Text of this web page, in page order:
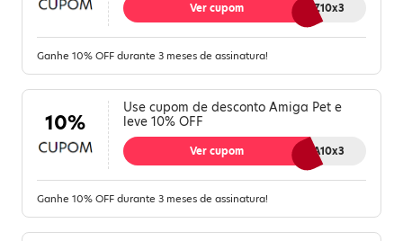
MELIUZ10x3
Ver cupom
Ganhe 10% OFF durante 3 meses de assinatura!
10%
Use cupom de desconto Amiga Pet e
leve 10% OFF
RNKMEDIA10x3
Ver cupom
Ganhe 10% OFF durante 3 meses de assinatura!